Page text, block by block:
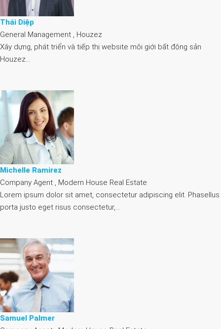
Thái Diệp
General Management , Houzez
Xây dựng, phát triển và tiếp thị website môi giới bất động sản
Houzez…
Michelle Ramirez
Company Agent , Modern House Real Estate
Lorem ipsum dolor sit amet, consectetur adipiscing elit. Phasellus
porta justo eget risus consectetur,…
Samuel Palmer